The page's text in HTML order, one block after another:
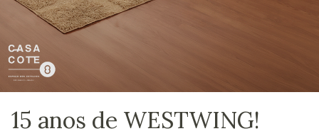
15 anos de WESTWING!